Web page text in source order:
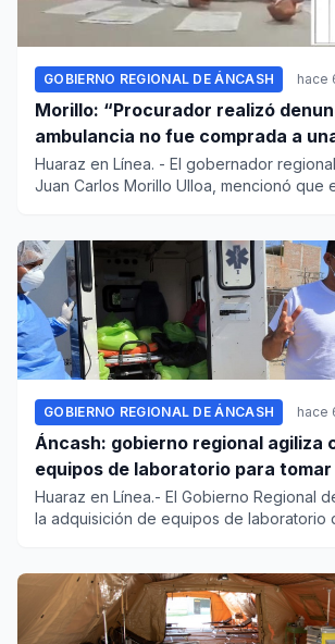
GOBIERNO REGIONAL DE ÁNCASH hace
Morillo: “Procurador realizó
ambulancia no fue comprada a
constructora en Áncash”
Huaraz en Línea. - El gobernador
Juan Carlos Morillo Ulloa, mencionó que
GOBIERNO REGIONAL DE ÁNCASH hace
Áncash: gobierno regional agiliza
equipos de laboratorio para
Huaraz en Línea.- El Gobierno Regional
la adquisición de equipos de laboratorio